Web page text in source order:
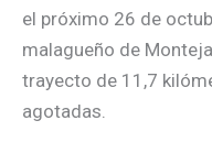
el próximo 26 de
malagueño de
trayecto de 11,7
agotadas.